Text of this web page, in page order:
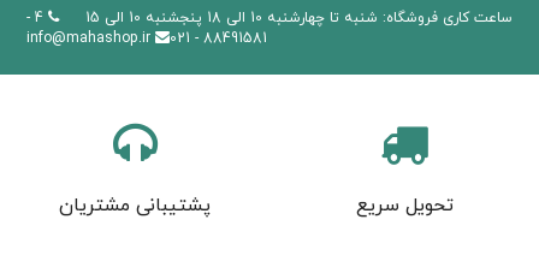
ساعت کاری فروشگاه: شنبه تا چهارشنبه 10 الی 18 پنجشنبه 10 الی 15
4 -
88491581 - 021
info@mahashop.ir
تحویل سریع پشتیبانی مشتریان